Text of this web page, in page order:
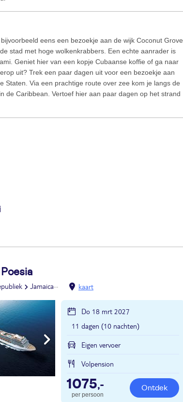
eens een bezoekje aan de wijk Coconut Grove
stad met hoge wolkenkrabbers. Een echte aanrader is
Geniet hier van een kopje Cubaanse koffie of ga naar
uit? Trek een paar dagen uit voor een bezoekje aan
Staten. Via een prachtige route over zee kom je langs de
de Caribbean. Vertoef hier aan paar dagen op het strand
Jamaica Kaaiman Eilanden
kaart
Do 18 mrt 2027
11 dagen (10 nachten)
Eigen vervoer
Volpension
1075,-
per persoon
Ontdek